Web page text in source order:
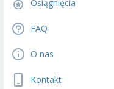
Osiągnięcia
FAQ
O nas
Kontakt